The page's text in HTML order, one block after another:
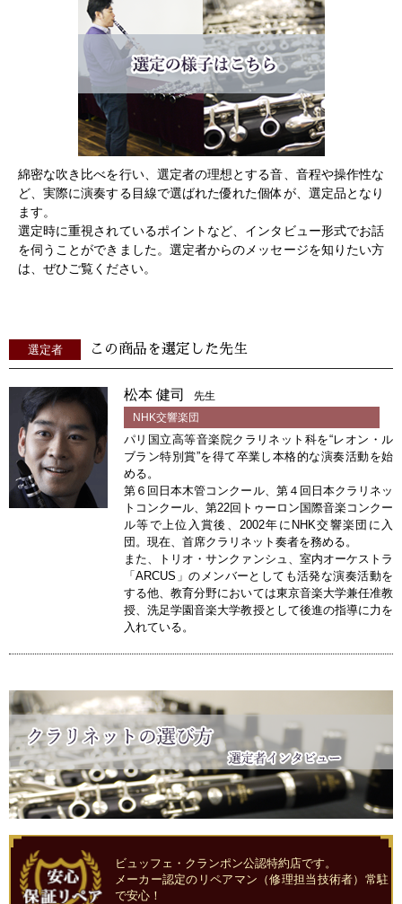
綿密な吹き比べを行い、選定者の理想とする音、音程や操作性な
ど、実際に演奏する目線で選ばれた優れた個体が、選定品となり
ます。
選定時に重視されているポイントなど、インタビュー形式でお話
を伺うことができました。選定者からのメッセージを知りたい方
は、ぜひご覧ください。
選定者 この商品を選定した先生
松本 健司
先生
NHK交響楽団
パリ国立高等音楽院クラリネット科を“レオン・ル
ブラン特別賞”を得て卒業し本格的な演奏活動を始
める。
第６回日本木管コンクール、第４回日本クラリネッ
トコンクール、第22回トゥーロン国際音楽コンクー
ル等で上位入賞後、2002年にNHK交響楽団に入
団。現在、首席クラリネット奏者を務める。
また、トリオ・サンクァンシュ、室内オーケストラ
「ARCUS」のメンバーとしても活発な演奏活動を
する他、教育分野においては東京音楽大学兼任准教
授、洗足学園音楽大学教授として後進の指導に力を
入れている。
ビュッフェ・クランポン公認特約店です。
メーカー認定のリペアマン（修理担当技術者）常駐
で安心！